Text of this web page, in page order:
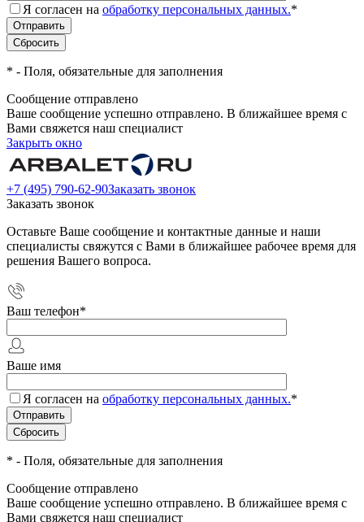
Я согласен на обработку персональных данных.*
* - Поля, обязательные для заполнения
Сообщение отправлено
Ваше сообщение успешно отправлено. В ближайшее время с
Вами свяжется наш специалист
Закрыть окно
+7 (495) 790-62-90Заказать звонок
Заказать звонок
Оставьте Ваше сообщение и контактные данные и наши
специалисты свяжутся с Вами в ближайшее рабочее время для
решения Вашего вопроса.
Ваш телефон*
Ваше имя
Я согласен на обработку персональных данных.*
* - Поля, обязательные для заполнения
Сообщение отправлено
Ваше сообщение успешно отправлено. В ближайшее время с
Вами свяжется наш специалист